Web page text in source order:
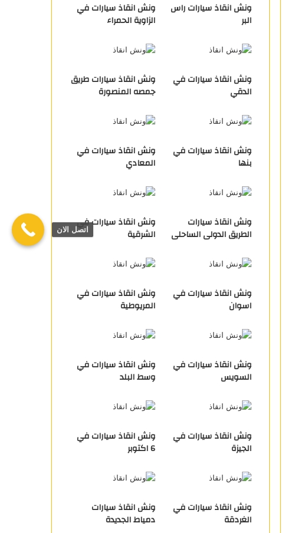
ونش انقاذ سيارات راس
البر
ونش انقاذ سيارات في
الزاوية الحمراء
ونش انقاذ سيارات في
الدقي
ونش انقاذ سيارات طريق
جمصه المنصورة
ونش انقاذ سيارات في
بنها
ونش انقاذ سيارات في
المعادي
ونش انقاذ سيارات
الطريق الدولى الساحلى
ونش انقاذ سيارات في
الشرقية
ونش انقاذ سيارات في
اسوان
ونش انقاذ سيارات في
المريوطية
ونش انقاذ سيارات في
السويس
ونش انقاذ سيارات في
وسط البلد
ونش انقاذ سيارات في
الجيزة
ونش انقاذ سيارات في
6 اكتوبر
ونش انقاذ سيارات في
الغردقة
ونش انقاذ سيارات
دمياط الجديدة
اتصل الان